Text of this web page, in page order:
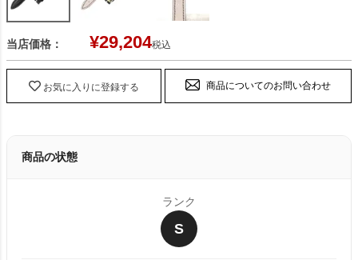
当店価格： ¥29,204税込
お気に入りに登録する 商品についてのお問い合わせ
商品の状態
ランク
S